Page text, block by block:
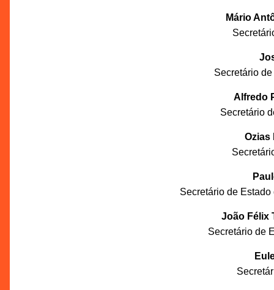
Mário
Secretário
Alfredo
Secretário
Ozias
Secretário de
João Félix
Secretário de